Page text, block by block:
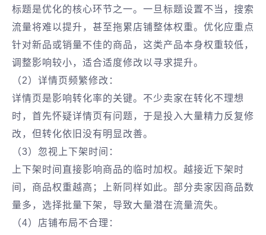
标题是优化的核心环节之一。一旦标题设置不当，搜索
流量将难以提升，甚至拖累店铺整体权重。优化应重点
针对新品或销量不佳的商品，这类产品本身权重较低，
调整影响较小，适合适度修改以寻求提升。
（2）详情页频繁修改：
详情页是影响转化率的关键。不少卖家在转化不理想
时，首先怀疑详情页有问题，于是投入大量精力反复修
改，但转化依旧没有明显改善。
（3）忽视上下架时间：
上下架时间直接影响商品的临时加权。越接近下架时
间，商品权重越高；上新同样如此。部分卖家因商品数
量多，选择批量下架，导致大量潜在流量流失。
（4）店铺布局不合理：